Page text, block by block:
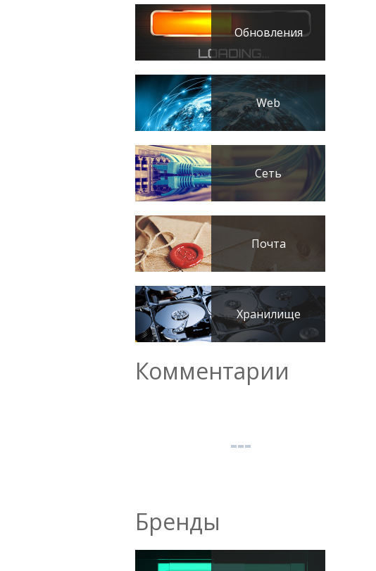
Обновления
Web
Сеть
Почта
Хранилище
Комментарии
Бренды